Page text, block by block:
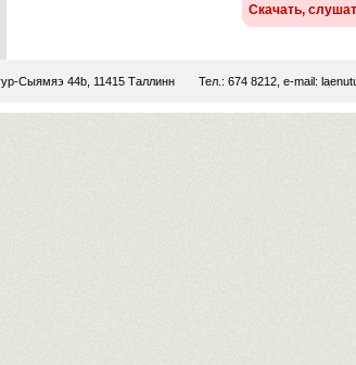
Скачать,
Сыямяэ 44b, 11415 Таллинн Тел.: 674 8212, e-mail: